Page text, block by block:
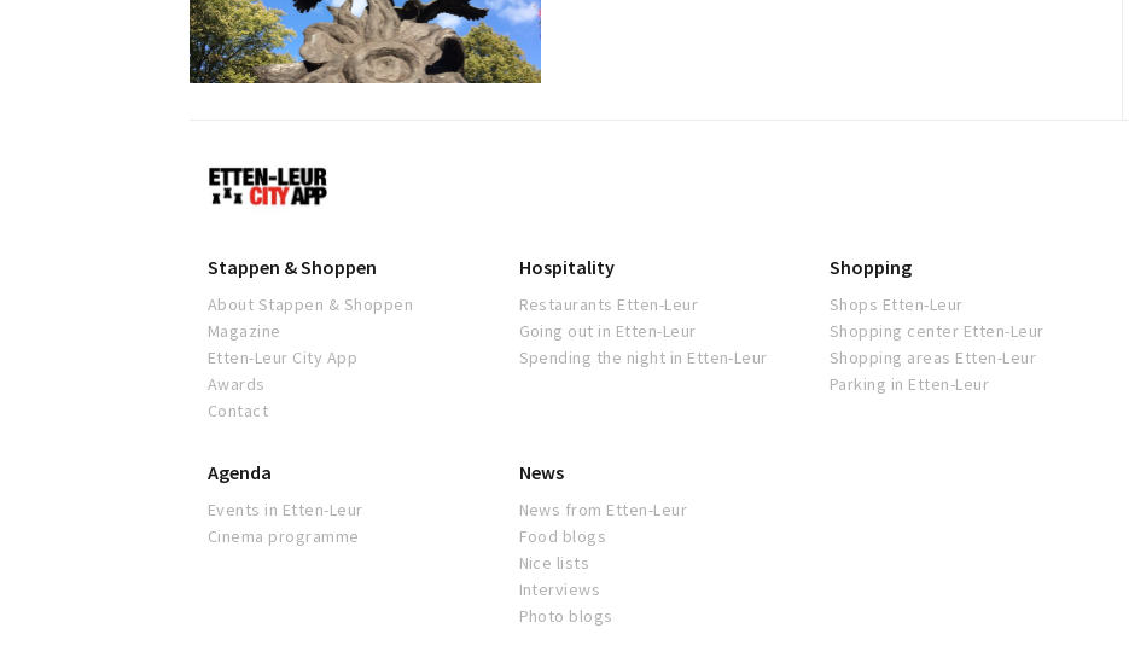
Etten-
Leur
Stappen & Shoppen
About Stappen & Shoppen
Magazine
Etten-Leur City App
Awards
Contact
Hospitality
Restaurants Etten-Leur
Going out in Etten-Leur
Spending the night in Etten-Leur
Shopping
Shops Etten-Leur
Shopping center Etten-Leur
Shopping areas Etten-Leur
Parking in Etten-Leur
Agenda
Events in Etten-Leur
Cinema programme
News
News from Etten-Leur
Food blogs
Nice lists
Interviews
Photo blogs